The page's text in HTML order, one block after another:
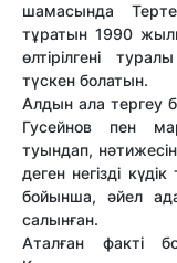
шамасында
тұратын 1990
өлтірілгені
түскен болатын.
Алдын ала тергеу
Гусейнов пен
туындап,
деген негізді
бойынша, әйел
салынған.
Аталған факті